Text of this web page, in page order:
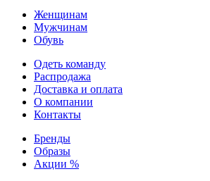
Женщинам
Мужчинам
Обувь
Одеть команду
Распродажа
Доставка и оплата
О компании
Контакты
Бренды
Образы
Акции %